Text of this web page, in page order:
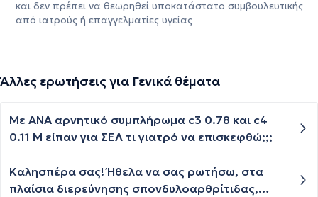
και δεν πρέπει να θεωρηθεί υποκατάστατο συμβουλευτικής
από ιατρούς ή επαγγελματίες υγείας
Άλλες ερωτήσεις για Γενικά θέματα
Με ANA αρνητικό συμπλήρωμα c3 0.78 και c4
0.11 Μ είπαν για ΣΕΛ τι γιατρό να επισκεφθώ;;;
Καλησπέρα σας! Ήθελα να σας ρωτήσω, στα
πλαίσια διερεύνησης σπονδυλοαρθρίτιδας,